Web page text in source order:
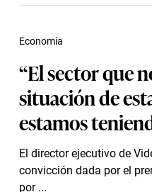
“El sector que
situación de
estamos
El director ejecutivo de
convicción dada por el
por ...
Economía